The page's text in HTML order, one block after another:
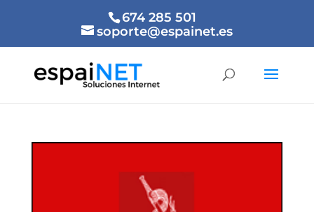
674 285 501
soporte@espainet.es